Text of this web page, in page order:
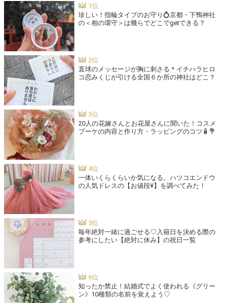
珍しい！指輪タイプのお守り💍京都・下鴨神社
の＜相の環守＞は幾らでどこでgetできる？
直球のメッセージが胸に刺さる＊イチハラヒロ
コ恋みくじが引ける全国６か所の神社はどこ？
20人の花嫁さんとお花屋さんに聞いた！コスメ
ブーケの内容と作り方・ラッピングのコツ🧴💐
一体いくらくらいか気になる。ハツコエンドウ
の人気ドレスの【お値段¥】を調べてみた！
毎年絶対一緒に過ごせる♡入籍日を決める際の
参考にしたい【絶対に休み】の祝日一覧
知ったか禁止！結婚式でよく使われる《グリー
ン》10種類の名前を覚えよう♡